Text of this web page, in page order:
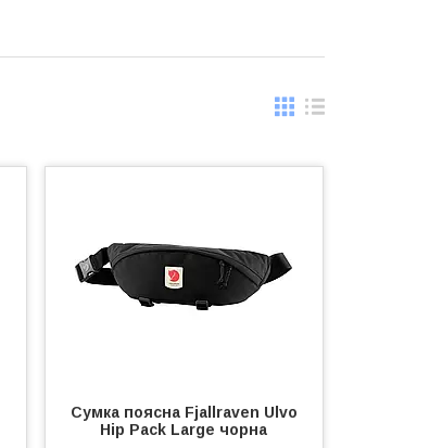
Сумка поясна Fjallraven Ulvo
Hip Pack Large чорна